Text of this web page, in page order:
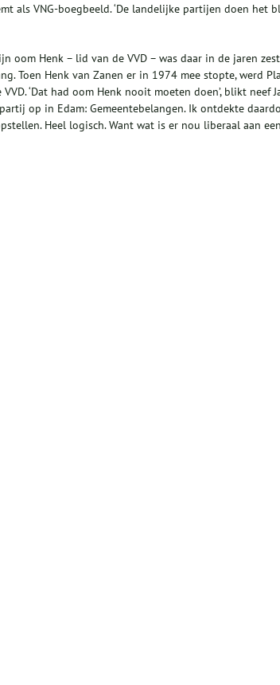
als VNG-boegbeeld. ‘De landelijke partijen doen het
oom Henk – lid van de VVD – was daar in de jaren
Toen Henk van Zanen er in 1974 mee stopte, werd
‘Dat had oom Henk nooit moeten doen’, blikt neef
op in Edam: Gemeentebelangen. Ik ontdekte
Heel logisch. Want wat is er nou liberaal aan